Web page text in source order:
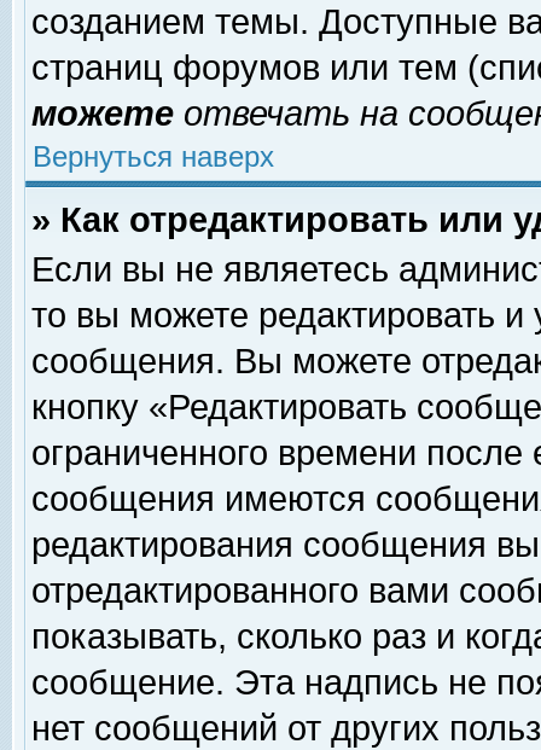
созданием темы. Доступные
страниц форумов или тем
можете отвечать на
Вернуться наверх
» Как отредактировать или
Если вы не являетесь
то вы можете редактировать и
сообщения. Вы можете
кнопку «Редактировать
ограниченного времени
сообщения имеются
редактирования сообщения
отредактированного вами
показывать, сколько раз и
сообщение. Эта надпись не
нет сообщений от других